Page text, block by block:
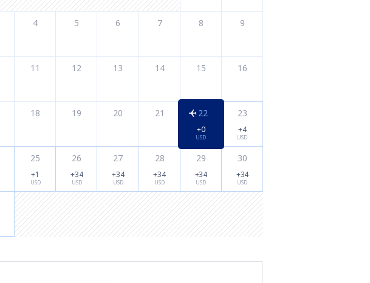
4 5 6 7 8 9
11 12 13 14 15 16
18 19 20 21 22
+0
USD
23
+4
USD
25
+1
USD
26
+34
USD
27
+34
USD
28
+34
USD
29
+34
USD
30
+34
USD